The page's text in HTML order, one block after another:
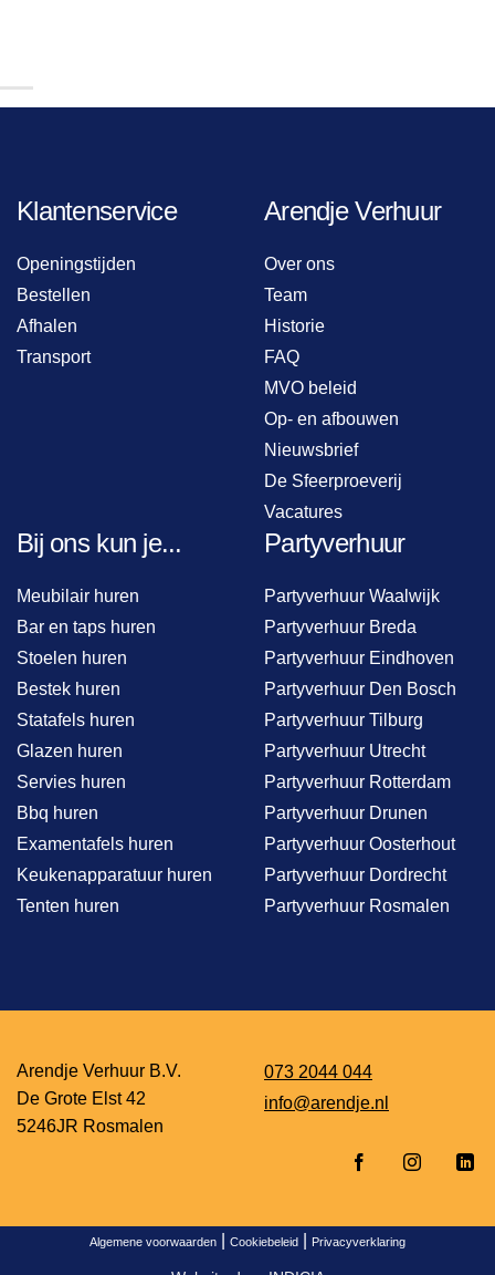
Klantenservice
Openingstijden
Bestellen
Afhalen
Transport
Arendje Verhuur
Over ons
Team
Historie
FAQ
MVO beleid
Op- en afbouwen
Nieuwsbrief
De Sfeerproeverij
Vacatures
Bij ons kun je...
Meubilair huren
Bar en taps huren
Stoelen huren
Bestek huren
Statafels huren
Glazen huren
Servies huren
Bbq huren
Examentafels huren
Keukenapparatuur huren
Tenten huren
Partyverhuur
Partyverhuur Waalwijk
Partyverhuur Breda
Partyverhuur Eindhoven
Partyverhuur Den Bosch
Partyverhuur Tilburg
Partyverhuur Utrecht
Partyverhuur Rotterdam
Partyverhuur Drunen
Partyverhuur Oosterhout
Partyverhuur Dordrecht
Partyverhuur Rosmalen
Arendje Verhuur B.V.
De Grote Elst 42
5246JR Rosmalen
073 2044 044
info@arendje.nl
Algemene voorwaarden Cookiebeleid Privacyverklaring